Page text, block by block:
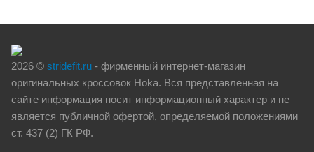
2026 © stridefit.ru - фирменный интернет-магазин
оригинальных кроссовок Hoka. Вся представленная на
сайте информация носит информационный характер и не
является публичной офертой, определяемой положениями
ст. 437 (2) ГК РФ.